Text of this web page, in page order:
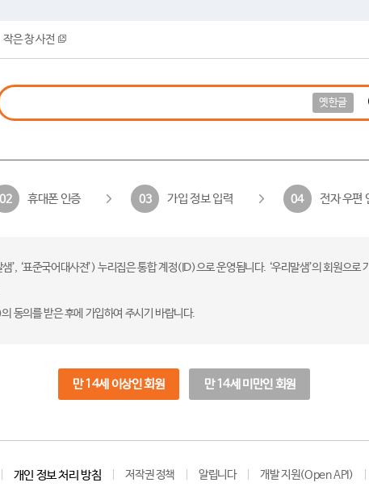
작은 창 사전
옛한글
02 휴대폰 인증 03 가입 정보 입력 04 전자 우편
’, ‘표준국어대사전’) 누리집은 통합 계정(ID)으로 운영됩니다. ‘우리말샘’의 회원으
동의를 받은 후에 가입하여 주시기 바랍니다.
만 14세 이상인 회원 만 14세 미만인 회원
개인 정보 처리 방침 저작권 정책 알립니다 개발 지원(Open API)